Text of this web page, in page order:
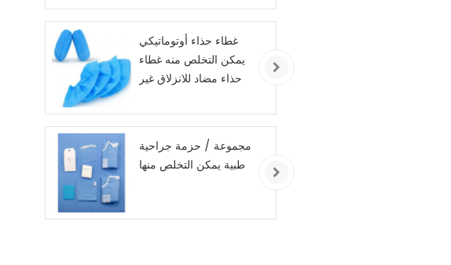
غطاء حذاء أوتوماتيكي
يمكن التخلص منه غطاء
حذاء مضاد للانزلاق غير
مجموعة / حزمة جراحية
طبية يمكن التخلص منها